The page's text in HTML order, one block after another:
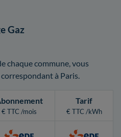
Gaz
chaque commune, vous
à Paris.
€ TTC /mois
Tarif
€ TTC /kWh